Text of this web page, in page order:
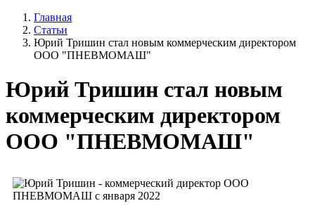
Главная
Статьи
Юрий Тришин стал новым коммерческим директором
ООО "ПНЕВМОМАШ"
Юрий Тришин стал новым
коммерческим директором
ООО "ПНЕВМОМАШ"